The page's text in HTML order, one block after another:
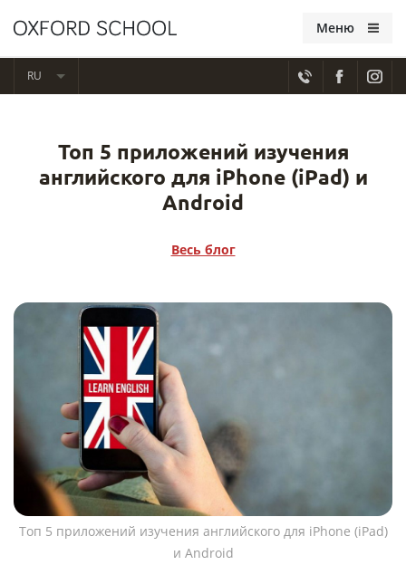
RU
Меню
Топ 5 приложений изучения
английского для iPhone (iPad) и
Android
Весь блог
Топ 5 приложений изучения английского для iPhone (iPad)
и Android